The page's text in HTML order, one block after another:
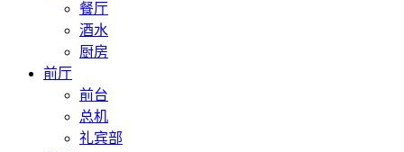
餐厅
酒水
厨房
前厅
前台
总机
礼宾部